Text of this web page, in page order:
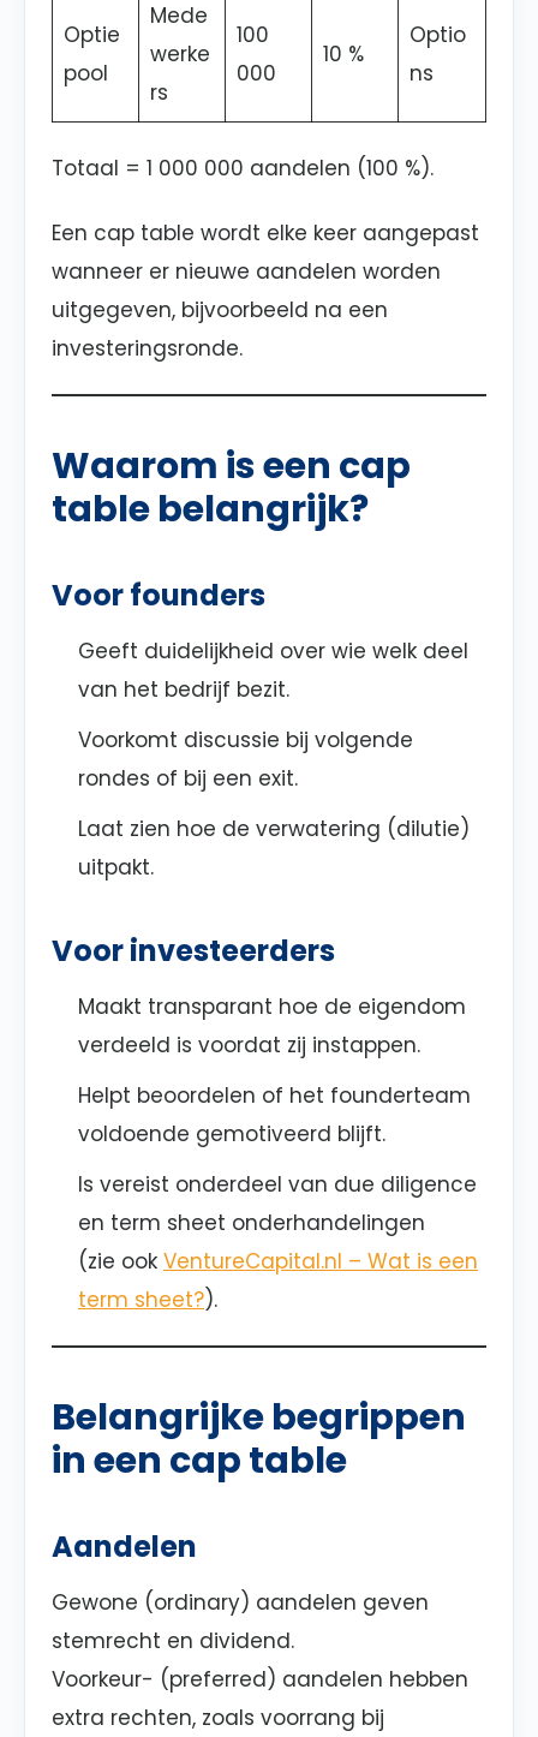
Optie
pool
Mede
werke
rs
100
000
10 %
Optio
ns
Totaal = 1 000 000 aandelen (100 %).
Een cap table wordt elke keer aangepast
wanneer er nieuwe aandelen worden
uitgegeven, bijvoorbeeld na een
investeringsronde.
Waarom is een cap
table belangrijk?
Voor founders
Geeft duidelijkheid over wie welk deel
van het bedrijf bezit.
Voorkomt discussie bij volgende
rondes of bij een exit.
Laat zien hoe de verwatering (dilutie)
uitpakt.
Voor investeerders
Maakt transparant hoe de eigendom
verdeeld is voordat zij instappen.
Helpt beoordelen of het founderteam
voldoende gemotiveerd blijft.
Is vereist onderdeel van due diligence
en term sheet onderhandelingen
(zie ook VentureCapital.nl – Wat is een
term sheet?).
Belangrijke begrippen
in een cap table
Aandelen
Gewone (ordinary) aandelen geven
stemrecht en dividend.
Voorkeur- (preferred) aandelen hebben
extra rechten, zoals voorrang bij